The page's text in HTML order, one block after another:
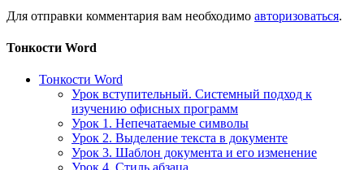
Для отправки комментария вам необходимо авторизоваться.
Тонкости Word
Тонкости Word
Урок вступительный. Системный подход к
изучению офисных программ
Урок 1. Непечатаемые символы
Урок 2. Выделение текста в документе
Урок 3. Шаблон документа и его изменение